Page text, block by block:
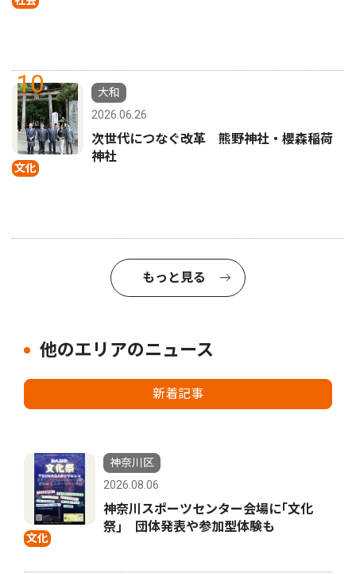
10
文化
大和
2026.06.26
次世代につなぐ改革 熊野神社・櫻森稲荷
神社
もっと見る
他のエリアのニュース
新着記事
文化
神奈川区
2026.08.06
神奈川スポーツセンター会場に｢文化
祭｣ 団体発表や参加型体験も